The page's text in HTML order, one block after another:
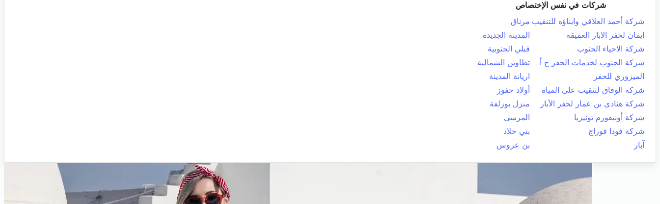
شركات في نفس الإختصاص
شركة أحمد العلاقي وابناؤه للتنقيب مرناق
ايمان لحفر الابار العميقة
المدينة الجديدة
شركة الاحياء الجنوب
قبلي الجنوبية
شركة الجنوب لخدمات الحفر خ أ
تطاوين الشمالية
الميزوري للحفر
اريانة المدينة
شركة الوفاق لتنقيب على المياه
أولاد حفوز
شركة هنادي بن عمار لحفر الأبار
منزل بوزلفة
شركة أونيفورم تونيزيا
المرسى
شركة فودا فوراج
بني خلاد
آبار
بن عروس